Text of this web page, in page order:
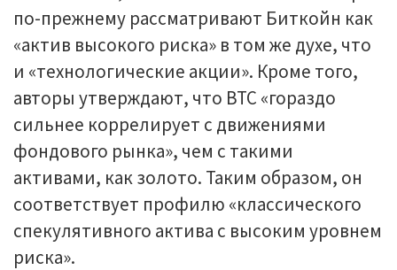
по-прежнему рассматривают Биткойн как
«актив высокого риска» в том же духе, что
и «технологические акции». Кроме того,
авторы утверждают, что BTC «гораздо
сильнее коррелирует с движениями
фондового рынка», чем с такими
активами, как золото. Таким образом, он
соответствует профилю «классического
спекулятивного актива с высоким уровнем
риска».